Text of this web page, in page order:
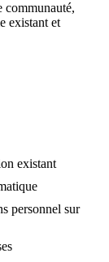
communauté,
existant et
existant
personnel sur